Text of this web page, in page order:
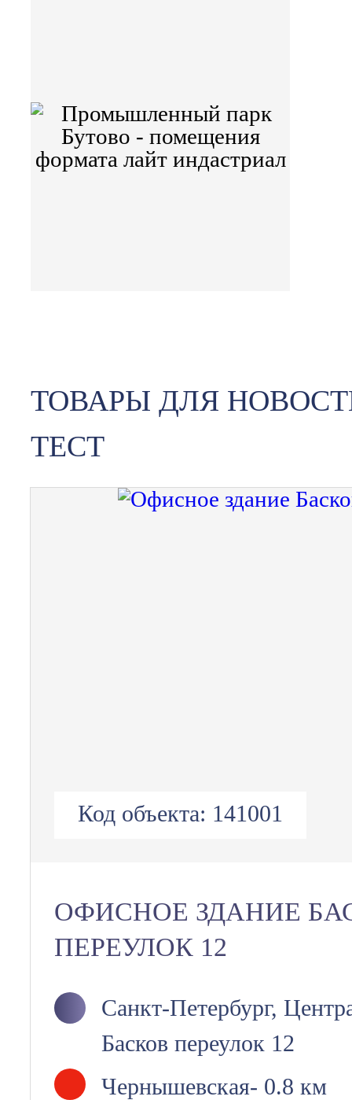
ТОВАРЫ ДЛЯ
ТЕСТ
Код объекта: 141001
ОФИСНОЕ ЗДАНИЕ
ПЕРЕУЛОК 12
Санкт-Петербург,
Басков переулок 12
Чернышевская- 0.8 км